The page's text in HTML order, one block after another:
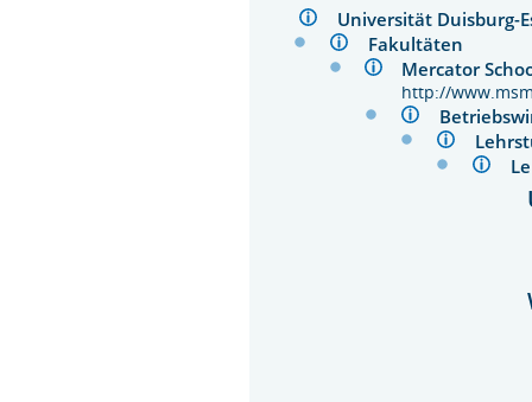
Universität
Fakultäten
Mercator
http://